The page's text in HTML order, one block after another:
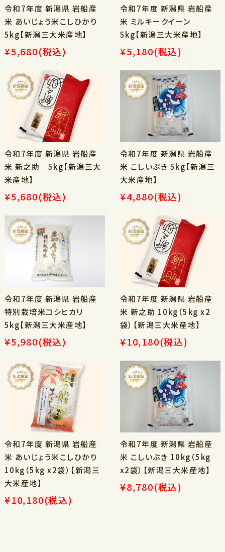
令和7年度 新潟県 岩船産
米 あいじょう米こしひかり
5kg【新潟三大米産地】
¥5,680(税込)
令和7年度 新潟県 岩船産
米 ミルキークイーン
5kg【新潟三大米産地】
¥5,180(税込)
令和7年度 新潟県 岩船産
米 新之助 5kg【新潟三大
米産地】
¥5,680(税込)
令和7年度 新潟県 岩船産
米 こしいぶき 5kg【新潟三
大米産地】
¥4,880(税込)
令和7年度 新潟県 岩船産
特別栽培米コシヒカリ
5kg【新潟三大米産地】
¥5,980(税込)
令和7年度 新潟県 岩船産
米 新之助 10kg（5kg x2
袋）【新潟三大米産地】
¥10,180(税込)
令和7年度 新潟県 岩船産
米 あいじょう米こしひかり
10kg（5kg x2袋）【新潟三
大米産地】
¥10,180(税込)
令和7年度 新潟県 岩船産
米 こしいぶき 10kg（5kg
x2袋）【新潟三大米産地】
¥8,780(税込)